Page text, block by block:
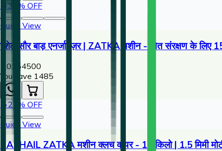
🔥33
% OFF
Quick View
रशेल सौर बाड़ एनर्जाइज़र | ZATKA मशीन - खेत संरक्षण के लिए
3,0154500
You save ₹ 1485
🔥 27
% OFF
Quick View
RASHAIL ZATKA मशीन क्लच वायर - 10 किलो | 1.5 मिमी